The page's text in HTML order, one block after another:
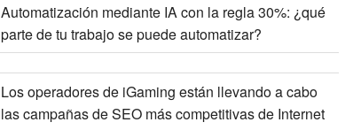
Automatización mediante IA con la regla 30%: ¿qué
parte de tu trabajo se puede automatizar?
Los operadores de iGaming están llevando a cabo
las campañas de SEO más competitivas de Internet